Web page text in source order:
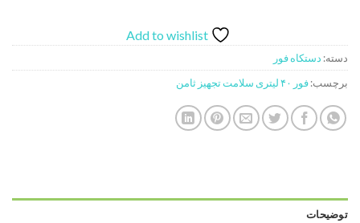
Add to wishlist
دسته: دستکاه فور
برچسب:فور ۴۰ لیتری سلامت تجهیز ثامن
توضیحات